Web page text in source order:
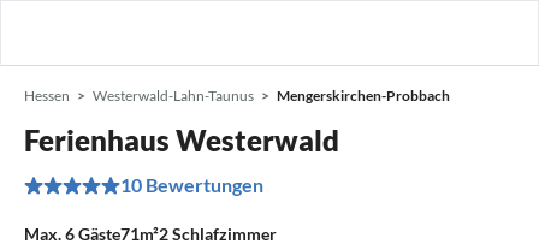
Hessen Westerwald-Lahn-Taunus Mengerskirchen-Probbach
Ferienhaus Westerwald
10 Bewertungen
Max.6Gäste71m²2Schlafzimmer